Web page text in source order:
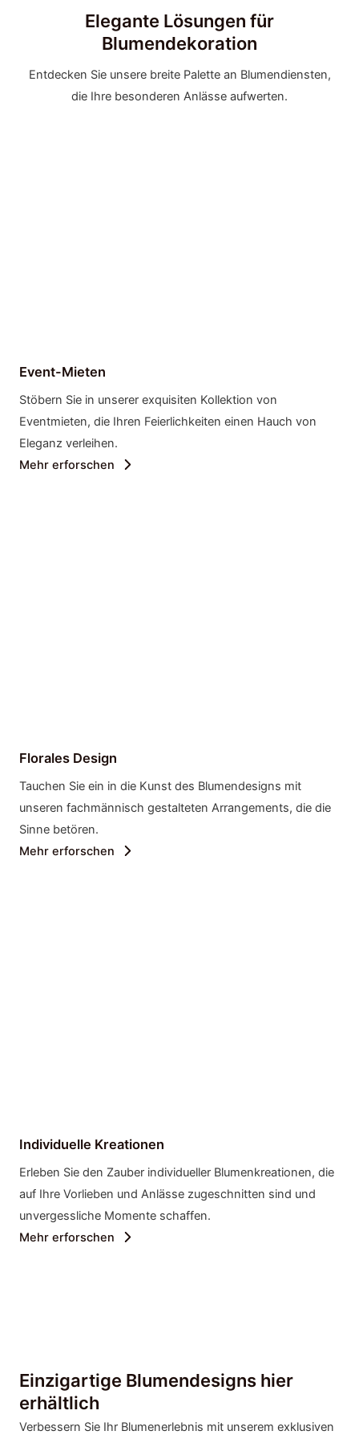
Elegante Lösungen für
Blumendekoration
Entdecken Sie unsere breite Palette an Blumendiensten,
die Ihre besonderen Anlässe aufwerten.
Event-Mieten
Stöbern Sie in unserer exquisiten Kollektion von
Eventmieten, die Ihren Feierlichkeiten einen Hauch von
Eleganz verleihen.
Mehr erforschen
Florales Design
Tauchen Sie ein in die Kunst des Blumendesigns mit
unseren fachmännisch gestalteten Arrangements, die die
Sinne betören.
Mehr erforschen
Individuelle Kreationen
Erleben Sie den Zauber individueller Blumenkreationen, die
auf Ihre Vorlieben und Anlässe zugeschnitten sind und
unvergessliche Momente schaffen.
Mehr erforschen
Einzigartige Blumendesigns hier
erhältlich
Verbessern Sie Ihr Blumenerlebnis mit unserem exklusiven